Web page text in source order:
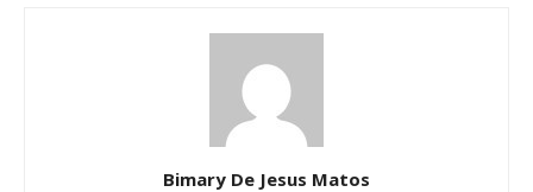
Bimary De Jesus Matos